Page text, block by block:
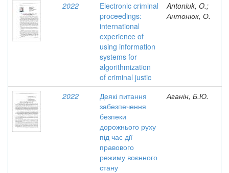
2022
Electronic criminal
proceedings:
international
experience of
using information
systems for
algorithmization
of criminal justic
Antoniuk, O.;
Антонюк, О.
2022
Деякі питання
забезпечення
безпеки
дорожнього руху
під час дії
правового
режиму воєнного
стану
Аганін, Б.Ю.